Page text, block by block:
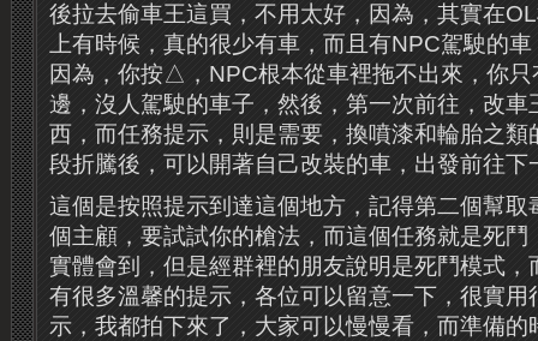
後拉去偷車王這買，不用太好，因為，其實在
上有時候，真的很少有車，而且有NPC駕駛的
因為，你按△​​，NPC根本從車裡拖不出來，你
邊，沒人駕駛的車子，然後，第一次前往，改車
西，而任務提示，則是需要，換噴漆和輪胎之類
段折騰後，可以開著自己改裝的車，出發前往下
這個是按照提示到達這個地方，記得第二個幫取
個主顧，要試試你的槍法，而這個任務就是死鬥
實體會到，但是經群裡的朋友說明是死鬥模式，
有很多溫馨的提示，各位可以留意一下，很實用
示，我都拍下來了，大家可以慢慢看，而準備的